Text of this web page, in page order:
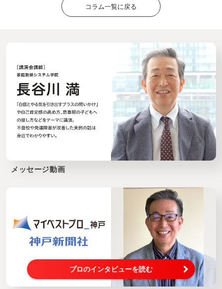
コラム一覧に戻る
メッセージ動画
プロのインタビューを読む